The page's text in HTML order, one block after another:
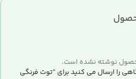
نوشته نشده است.
را ارسال می کنید برای “توت فرنگی